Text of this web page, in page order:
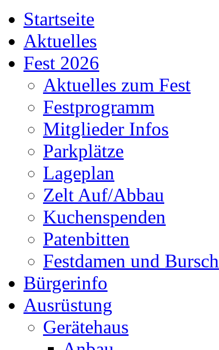
Startseite
Aktuelles
Fest 2026
Aktuelles zum Fest
Festprogramm
Mitglieder Infos
Parkplätze
Lageplan
Zelt Auf/Abbau
Kuchenspenden
Patenbitten
Festdamen und
Bürgerinfo
Ausrüstung
Gerätehaus